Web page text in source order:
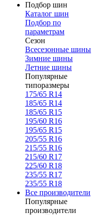
Подбор шин
Каталог шин
Подбор по
параметрам
Сезон
Всесезонные шины
Зимние шины
Летние шины
Популярные
типоразмеры
175/65 R14
185/65 R14
185/65 R15
195/60 R16
195/65 R15
205/55 R16
215/55 R16
215/60 R17
225/60 R18
235/55 R17
235/55 R18
Все производители
Популярные
производители